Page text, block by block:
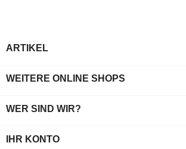
ARTIKEL
WEITERE ONLINE SHOPS
WER SIND WIR?
IHR KONTO